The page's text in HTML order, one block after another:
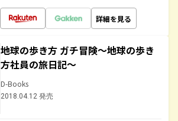
詳細を見る
地球の歩き方 ガチ冒険～地球の歩き
方社員の旅日記～
D-Books
2018.04.12 発売